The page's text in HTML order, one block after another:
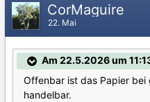
CorMaguire
22. Mai
Am 22.5.2026 um
Offenbar ist das Papier
handelbar.